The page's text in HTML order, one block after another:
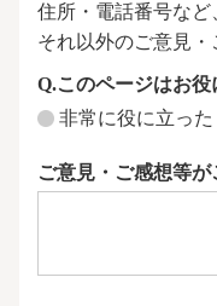
住所・電話番号など
それ以外のご意見・
Q.このページはお役
非常に役に立った
ご意見・ご感想等が